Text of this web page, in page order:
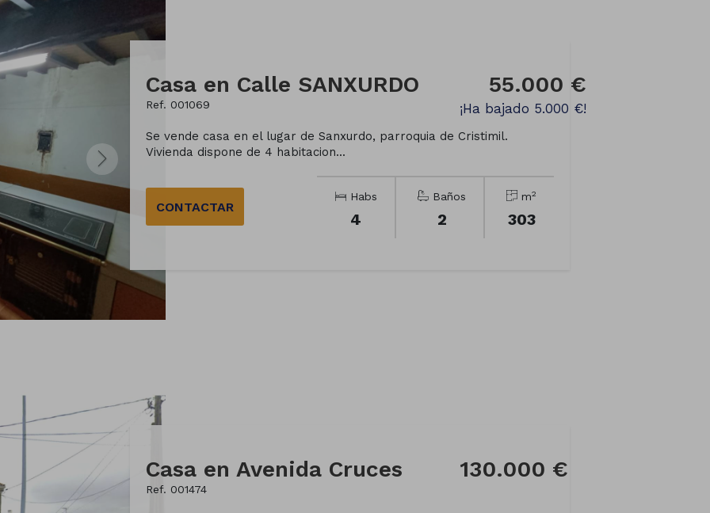
Casa en Calle SANXURDO
Ref. 001069
55.000 €
¡Ha bajado 5.000 €!
Se vende casa en el lugar de Sanxurdo, parroquia de Cristimil.
Vivienda dispone de 4 habitacion...
CONTACTAR
Habs
4
Baños
2
m2
303
Casa en Avenida Cruces
Ref. 001474
130.000 €